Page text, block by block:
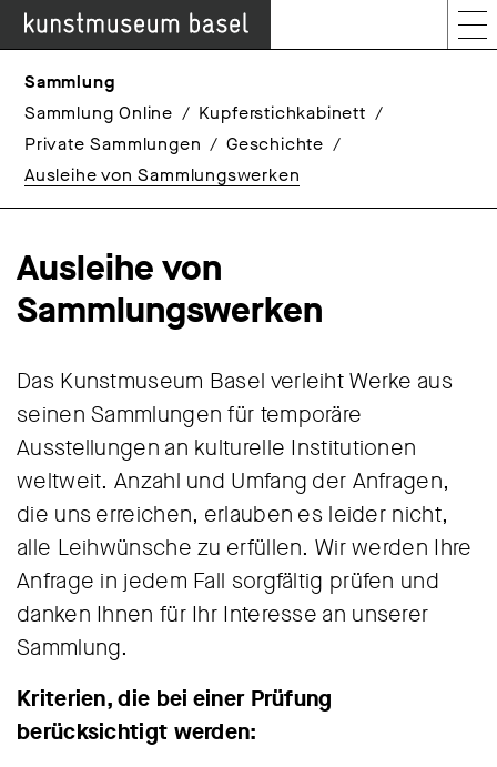
Sammlung
Sammlung Online
Kupferstichkabinett
Private Sammlungen
Geschichte
Ausleihe von Sammlungswerken
Ausleihe von
Sammlungswerken
Das Kunstmuseum Basel verleiht Werke aus
seinen Sammlungen für temporäre
Ausstellungen an kulturelle Institutionen
weltweit. Anzahl und Umfang der Anfragen,
die uns erreichen, erlauben es leider nicht,
alle Leihwünsche zu erfüllen. Wir werden Ihre
Anfrage in jedem Fall sorgfältig prüfen und
danken Ihnen für Ihr Interesse an unserer
Sammlung.
Kriterien, die bei einer Prüfung
berücksichtigt werden: